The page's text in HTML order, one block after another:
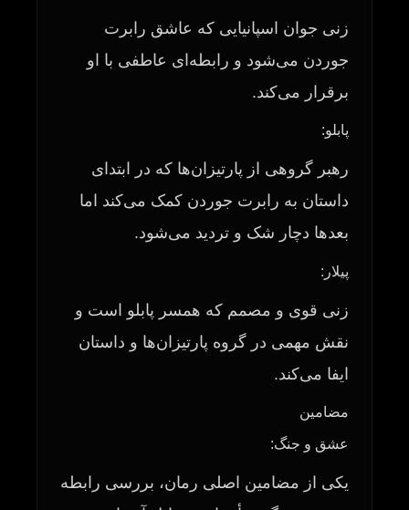
زنی جوان اسپانیایی که عاشق رابرت
جوردن می‌شود و رابطه‌ای عاطفی با او
برقرار می‌کند.
پابلو:
رهبر گروهی از پارتیزان‌ها که در ابتدای
داستان به رابرت جوردن کمک می‌کند اما
بعدها دچار شک و تردید می‌شود.
پیلار:
زنی قوی و مصمم که همسر پابلو است و
نقش مهمی در گروه پارتیزان‌ها و داستان
ایفا می‌کند.
مضامین
عشق و جنگ:
یکی از مضامین اصلی رمان، بررسی رابطه